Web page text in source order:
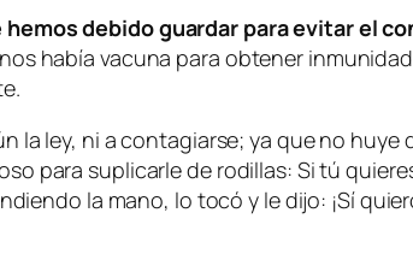
debido guardar para evitar el
había vacuna para obtener
la ley, ni a contagiarse; ya que no huye
para suplicarle de rodillas: Si tú
la mano, lo tocó y le dijo: ¡Sí